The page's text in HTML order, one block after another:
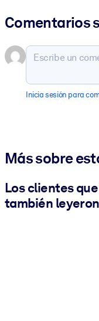
Comentarios
Inicia sesión para
Más sobre
Los clientes
también leyeron